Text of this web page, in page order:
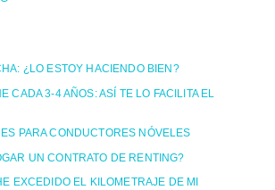
¿LO ESTOY HACIENDO BIEN?
CADA 3-4 AÑOS: ASÍ TE LO FACILITA EL
PARA CONDUCTORES NÓVELES
UN CONTRATO DE RENTING?
EXCEDIDO EL KILOMETRAJE DE MI